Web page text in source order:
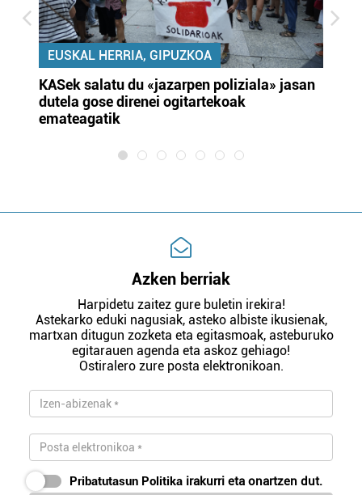
EUSKAL HERRIA, GIPUZKOA
KASek salatu du «jazarpen poliziala» jasan
dutela gose direnei ogitartekoak
emateagatik
Azken berriak
Harpidetu zaitez gure buletin irekira!
Astekarko eduki nagusiak, asteko albiste ikusienak,
martxan ditugun zozketa eta egitasmoak, asteburuko
egitarauen agenda eta askoz gehiago!
Ostiralero zure posta elektronikoan.
Pribatutasun Politika irakurri eta onartzen dut.